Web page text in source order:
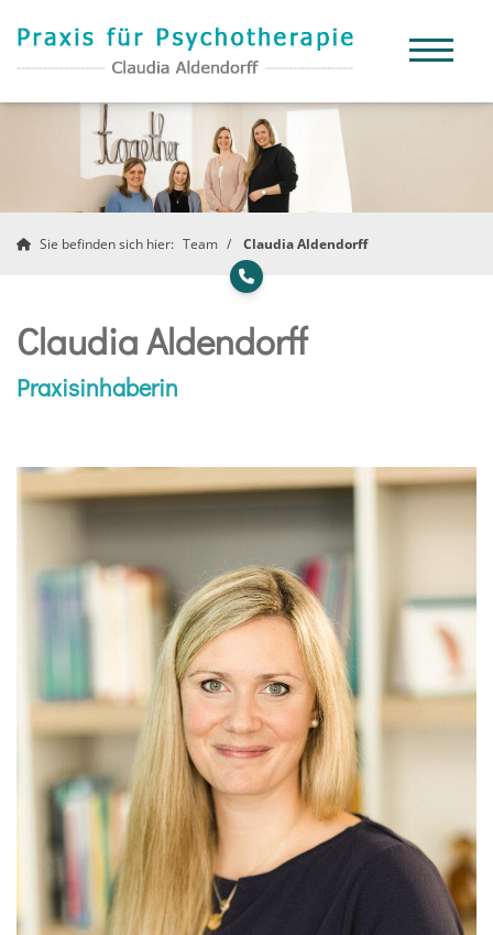
Sie befinden sich hier: Team Claudia Aldendorff
Claudia Aldendorff
Praxisinhaberin